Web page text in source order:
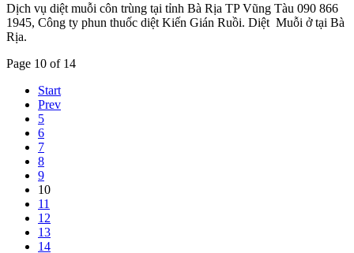
Dịch vụ diệt muỗi côn trùng tại tỉnh Bà Rịa TP Vũng Tàu 090 866
1945, Công ty phun thuốc diệt Kiến Gián Ruồi. Diệt Muỗi ở tại Bà
Rịa.
Page 10 of 14
Start
Prev
5
6
7
8
9
10
11
12
13
14